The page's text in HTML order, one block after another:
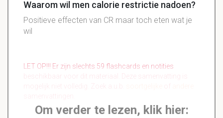
Waarom wil men calorie restrictie nadoen?
Positieve effecten van CR maar toch eten wat je
wil
LET OP!!! Er zijn slechts 59 flashcards en notities
beschikbaar voor dit materiaal. Deze samenvatting is
Om verder te lezen, klik hier: